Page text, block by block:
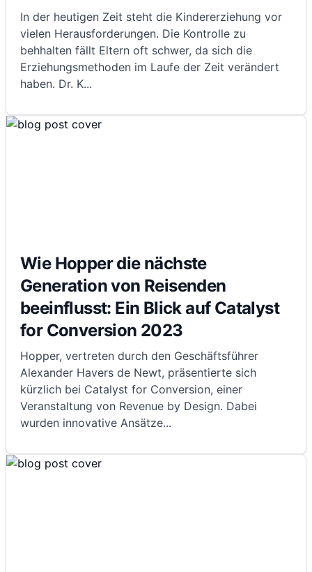
In der heutigen Zeit steht die Kindererziehung vor
vielen Herausforderungen. Die Kontrolle zu
behhalten fällt Eltern oft schwer, da sich die
Erziehungsmethoden im Laufe der Zeit verändert
haben. Dr. K...
Wie Hopper die nächste
Generation von Reisenden
beeinflusst: Ein Blick auf Catalyst
for Conversion 2023
Hopper, vertreten durch den Geschäftsführer
Alexander Havers de Newt, präsentierte sich
kürzlich bei Catalyst for Conversion, einer
Veranstaltung von Revenue by Design. Dabei
wurden innovative Ansätze...